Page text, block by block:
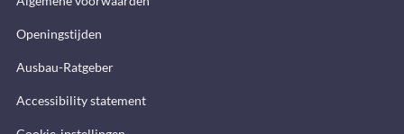
Openingstijden
Ausbau-Ratgeber
Accessibility statement